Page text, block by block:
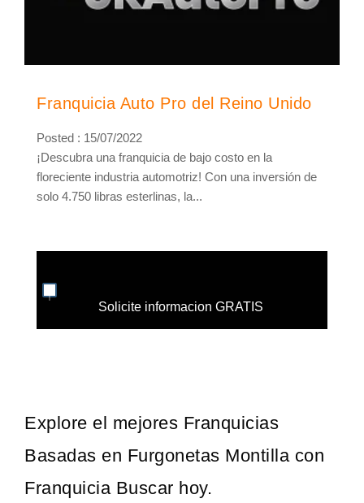
Franquicia Auto Pro del Reino Unido
Posted : 15/07/2022
¡Descubra una franquicia de bajo costo en la
floreciente industria automotriz! Con una inversión de
solo 4.750 libras esterlinas, la...
Solicite informacion GRATIS
Explore el mejores Franquicias
Basadas en Furgonetas Montilla con
Franquicia Buscar hoy.